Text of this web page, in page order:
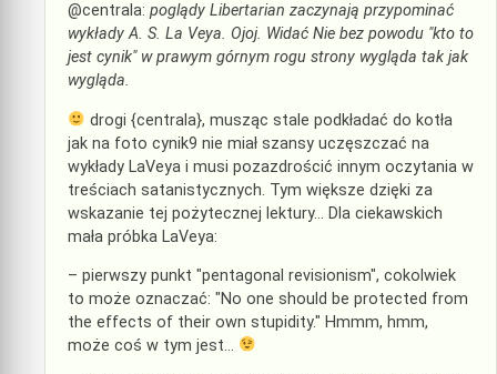
@centrala: poglądy Libertarian zaczynają przypominać
wykłady A. S. La Veya. Ojoj. Widać Nie bez powodu "kto to
jest cynik" w prawym górnym rogu strony wygląda tak jak
wygląda.
drogi {centrala}, musząc stale podkładać do kotła
jak na foto cynik9 nie miał szansy uczęszczać na
wykłady LaVeya i musi pozazdrościć innym oczytania w
treściach satanistycznych. Tym większe dzięki za
wskazanie tej pożytecznej lektury… Dla ciekawskich
mała próbka LaVeya:
– pierwszy punkt "pentagonal revisionism", cokolwiek
to może oznaczać: "No one should be protected from
the effects of their own stupidity." Hmmm, hmm,
może coś w tym jest…